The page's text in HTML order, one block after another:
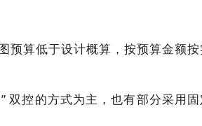
预算低于设计概算，按预算金额
双控的方式为主，也有部分采用固